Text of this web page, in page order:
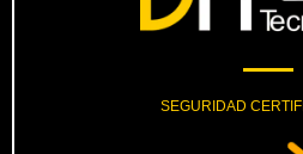
SEGURIDAD